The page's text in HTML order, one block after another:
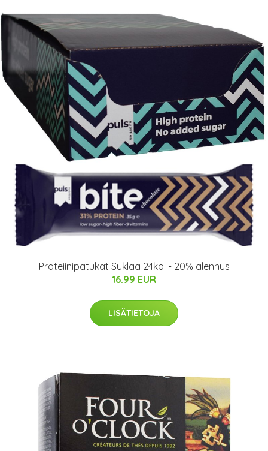
Proteiinipatukat Suklaa 24kpl - 20% alennus
16.99 EUR
LISÄTIETOJA